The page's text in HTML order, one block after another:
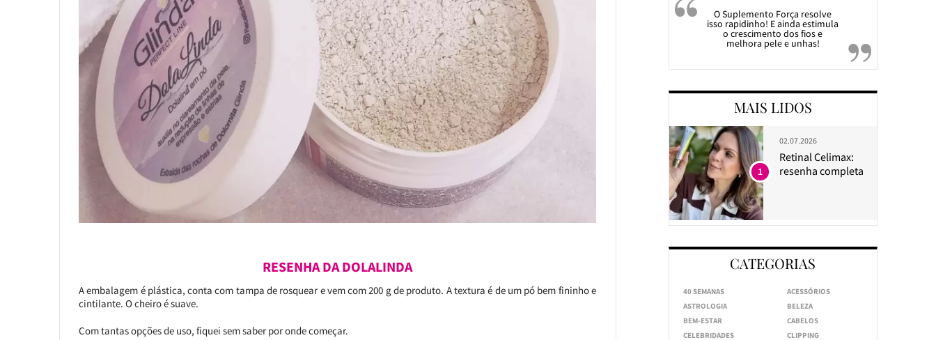
RESENHA DA DOLALINDA
A embalagem é plástica, conta com tampa de rosquear e vem com 200 g de produto. A textura é de um pó bem fininho e
cintilante. O cheiro é suave.
Com tantas opções de uso, fiquei sem saber por onde começar.
O Suplemento Força resolve
isso rapidinho! E ainda estimula
o crescimento dos fios e
melhora pele e unhas!
MAIS LIDOS
02.07.2026
Retinal Celimax:
resenha completa
1
CATEGORIAS
40 SEMANAS
ACESSÓRIOS
ASTROLOGIA
BELEZA
BEM-ESTAR
CABELOS
CELEBRIDADES
CLIPPING